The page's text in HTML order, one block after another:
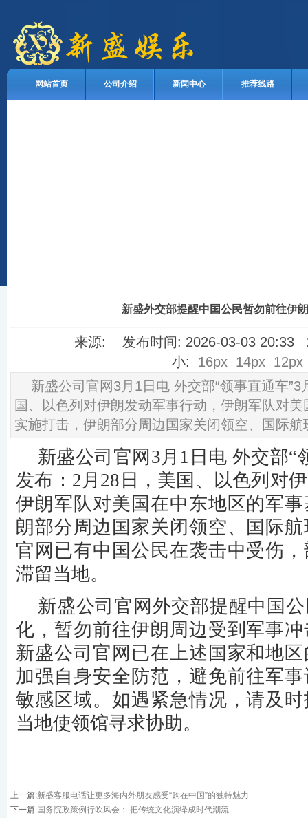
网站首页 公司介绍 新闻中心 推荐线路
新盛外交部提醒中国公民暂勿前往伊
来源: 发布时间: 2026-03-03 20:33
小: 16px 14px
12px
新盛公司官网3月1日电 外交部“领事直通车
国、以色列对伊朗发动军事行动，伊朗军队对
实施打击，伊朗部分周边国家关闭领空、国际航
新盛公司官网3月1日电 外交部“
发布：2月28日，美国、以色列对
伊朗军队对美国在中东地区的军
朗部分周边国家关闭领空、国际
官网 已有中国公民在袭击中受伤
滞留当地。
新盛公司官网 外交部提醒中国
化，暂勿前往伊朗周边受到军事
新盛公司官网 已在上述国家和地
加强自身安全防范，避免前往军
敏感区域。如遇紧急情况，请及
当地使领馆寻求协助。
上一篇:新盛客服电话让更多海内外朋友感受“购在中国”的独特魅力
下一篇:国务院政策例行吹风会： 把传统文化演绎成时代潮流